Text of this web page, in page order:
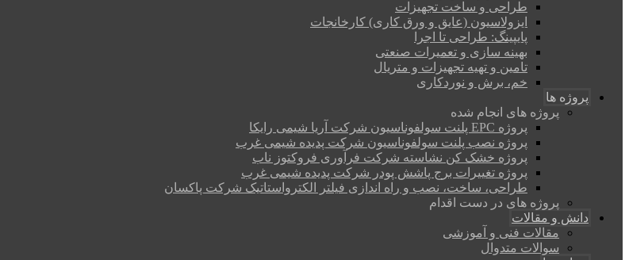
طراحی و ساخت تجهیزات
ایزولاسیون (عایق و ورق کاری) کارخانجات
پایپینگ: طراحی تا اجرا
بهینه سازی و تعمیرات صنعتی
تامین و تهیه تجهیزات و متریال
خم، برش و نوردکاری
پروژه ها
پروژه های انجام شده
پروژه EPC پلنت سولفوناسیون شرکت آریا شیمی رایکا
پروژه نصب پلنت سولفوناسیون شرکت پدیده شیمی غرب
پروژه خشک کن نشاسته شرکت فرآوری فروکتوز ناب
پروژه تغییرات برج پاشش پودر شرکت پدیده شیمی غرب
طراحی، ساخت، نصب و راه اندازی فیلتر الکترواستاتیک شرکت پاکسان
پروژه های در دست اقدام
دانش و مقالات
مقالات فنی و آموزشی
سوالات متدوال